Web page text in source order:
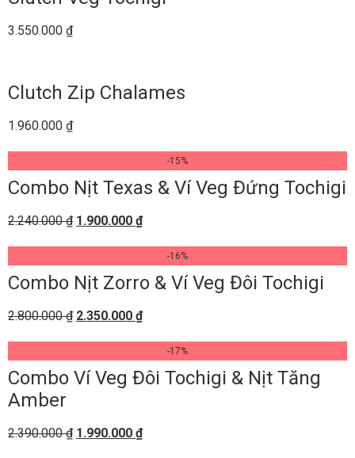
3.550.000 ₫
Clutch Zip Chalames
1.960.000 ₫
-15%
Combo Nịt Texas & Ví Veg Đứng Tochigi
2.240.000₫ 1.900.000 ₫
-16%
Combo Nịt Zorro & Ví Veg Đôi Tochigi
2.800.000₫ 2.350.000 ₫
-17%
Combo Ví Veg Đôi Tochigi & Nịt Tăng
Amber
2.390.000₫ 1.990.000 ₫